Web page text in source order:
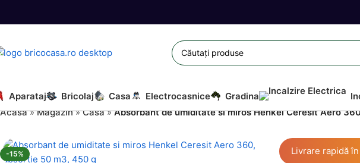
Aparataj Bricolaj Casa Electrocasnice Gradina
Acasă»Magazin»Casa»Absorbant de umiditate si miros Henkel Ceresit Aero
-15% Livrare rapidă